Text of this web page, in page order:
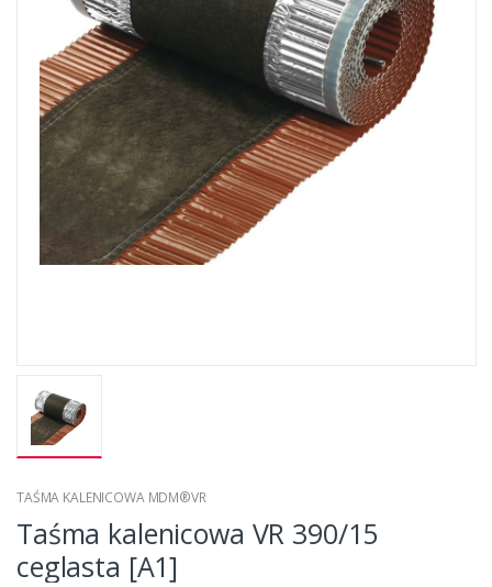
TAŚMA KALENICOWA MDM®VR
Taśma kalenicowa VR 390/15
ceglasta [A1]